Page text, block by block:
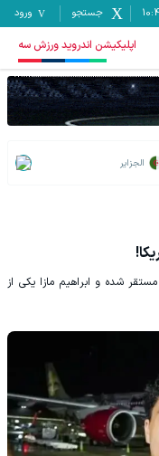
جستجو ورود
اپلیکیشن اندروید ورزش سه
الجزایر
شده و ابراهیم مازا یکی از